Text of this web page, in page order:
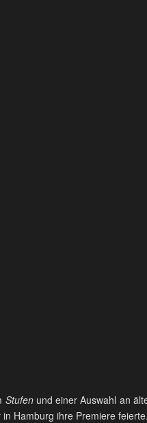
Stufenund einer Auswahl an
Hamburg ihre Premiere feierte.